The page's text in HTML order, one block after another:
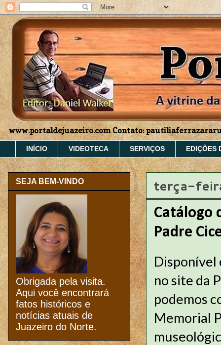
www.portaldejuazeiro.com Contato:
INÍCIO VIDEOTECA SERVIÇOS EDIÇÕES
terça-
Catálogo
Padre
Disponível
no site da
podemos
Memorial
SEJA BEM-VINDO
Obrigada pela visita.
Aqui você encontrará
fatos históricos e
notícias atuais de
Juazeiro do Norte.